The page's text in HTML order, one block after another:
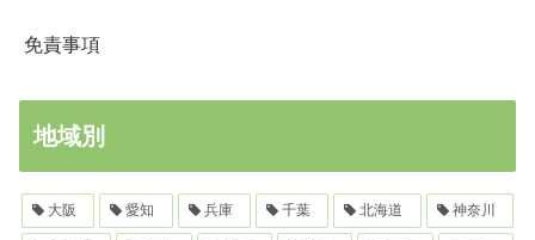
免責事項
地域別
大阪 愛知 兵庫 千葉 北海道 神奈川